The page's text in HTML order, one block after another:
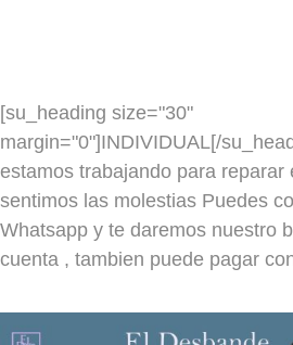
MIÉRCOLES
VIERNES
SÁBADO
[su_heading size="30"
margin="0"]INDIVIDUAL[/
estamos trabajando para reparar
sentimos las molestias Puedes
Whatsapp y te daremos nuestro
cuenta , tambien puede pagar